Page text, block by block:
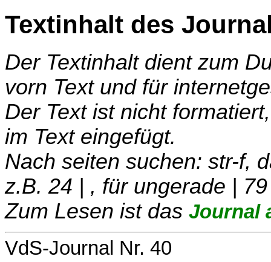
Textinhalt des
Der Textinhalt dient zum
vorn Text und für
Der Text ist nicht
im Text eingefügt.
Nach seiten suchen: str-f,
z.B. 24 | , für ungerade | 79
Zum Lesen ist das Journal
VdS-Journal Nr. 40